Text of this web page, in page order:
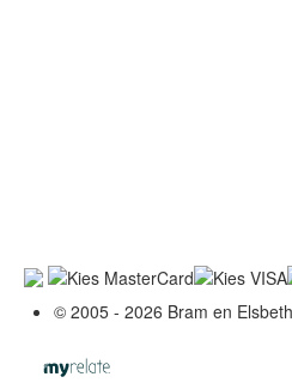
© 2005 - 2026 Bram en